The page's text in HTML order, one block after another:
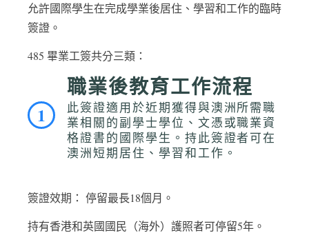
允許國際學生在完成學業後居住、學習和工作的臨時
簽證。
485 畢業工簽共分三類：
1
職業後教育工作流程
此簽證適用於近期獲得與澳洲所需職
業相關的副學士學位、文憑或職業資
格證書的國際學生。持此簽證者可在
澳洲短期居住、學習和工作。
簽證效期： 停留最長18個月。
持有香港和英國國民（海外）護照者可停留5年。